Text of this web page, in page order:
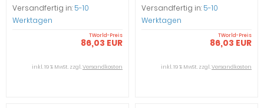
Versandfertig in: 5-10
Werktagen
TWorld-Preis
86,03 EUR
inkl. 19 % MwSt. zzgl.Versandkosten
Versandfertig in: 5-10
Werktagen
TWorld-Preis
86,03 EUR
inkl. 19 % MwSt. zzgl.Versandkosten